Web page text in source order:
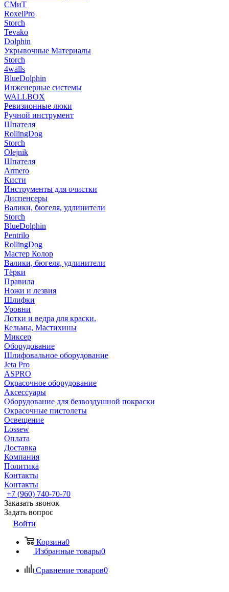
СМиТ
RoxelPro
Storch
Tevako
Dolphin
Укрывочные Материалы
Storch
4walls
BlueDolphin
Инженерные системы
WALLBOX
Ревизионные люки
Ручной инструмент
Шпателя
RollingDog
Storch
Olejnik
Шпателя
Armero
Кисти
Инструменты для очистки
Диспенсеры
Валики, бюгеля, удлинители
Storch
BlueDolphin
Pentrilo
RollingDog
Мастер Колор
Валики, бюгеля, удлинители
Тёрки
Правила
Ножи и лезвия
Шлифки
Уровни
Лотки и ведра для краски.
Кельмы, Мастихины
Миксер
Оборудование
Шлифовальное оборудование
Jeta Pro
ASPRO
Окрасочное оборудование
Аксессуары
Оборудование для безвоздушной покраски
Окрасочные пистолеты
Освещение
Lossew
Оплата
Доставка
Компания
Политика
Контакты
Контакты
+7 (960) 740-70-70
Заказать звонок
Задать вопрос
Войти
Корзина0
Избранные товары0
Сравнение товаров0